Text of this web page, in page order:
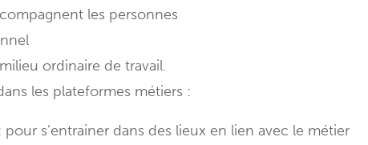
les personnes
ordinaire de travail.
les plateformes métiers :
: pour s’entrainer dans des lieux en lien avec le métier